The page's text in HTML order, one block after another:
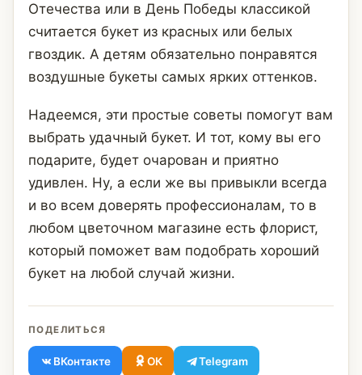
Отечества или в День Победы классикой
считается букет из красных или белых
гвоздик. А детям обязательно понравятся
воздушные букеты самых ярких оттенков.
Надеемся, эти простые советы помогут вам
выбрать удачный букет. И тот, кому вы его
подарите, будет очарован и приятно
удивлен. Ну, а если же вы привыкли всегда
и во всем доверять профессионалам, то в
любом цветочном магазине есть флорист,
который поможет вам подобрать хороший
букет на любой случай жизни.
ПОДЕЛИТЬСЯ
ВКонтакте ОК Telegram